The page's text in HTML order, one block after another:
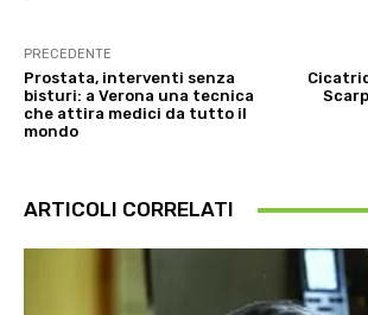
PRECEDENTE
Prostata, interventi senza
bisturi: a Verona una tecnica
che attira medici da tutto il
mondo
ARTICOLI CORRELATI